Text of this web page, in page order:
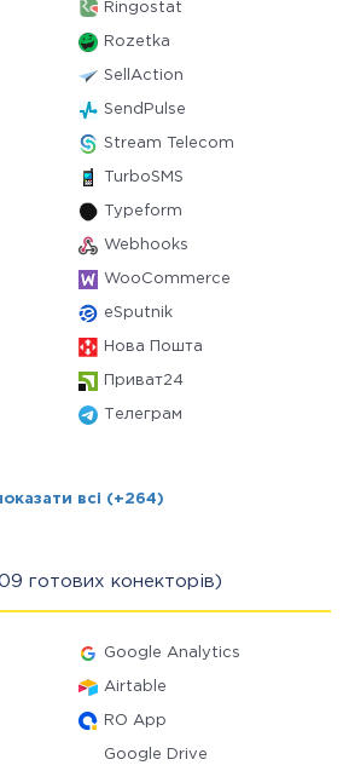
Ringostat
Rozetka
SellAction
SendPulse
Stream Telecom
TurboSMS
Typeform
Webhooks
WooCommerce
eSputnik
Нова Пошта
Приват24
Телеграм
всі (+264)
готових конекторів)
Google Analytics
Airtable
RO App
Google Drive